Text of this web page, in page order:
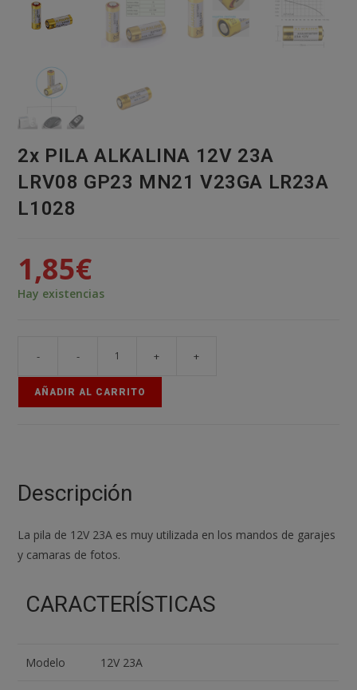
2x PILA ALKALINA 12V 23A
LRV08 GP23 MN21 V23GA LR23A
L1028
1,85€
Hay existencias
- - + +
AÑADIR AL CARRITO
Descripción
La pila de 12V 23A es muy utilizada en los mandos de garajes
y camaras de fotos.
CARACTERÍSTICAS
Modelo 12V 23A